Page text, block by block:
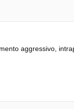
aggressivo,